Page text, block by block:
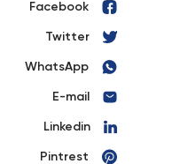
Facebook
Twitter
WhatsApp
E-mail
Linkedin
Pintrest